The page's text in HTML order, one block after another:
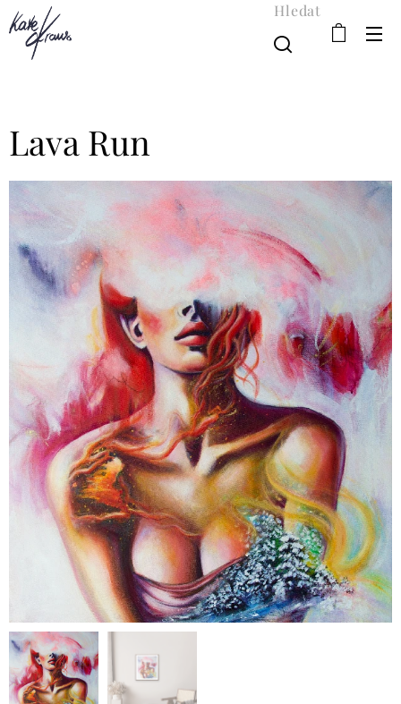
Hledat
Lava Run